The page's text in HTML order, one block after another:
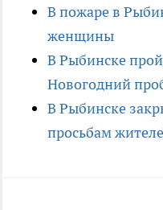
В пожаре в
женщины
В Рыбинске
Новогодний
В Рыбинске
просьбам